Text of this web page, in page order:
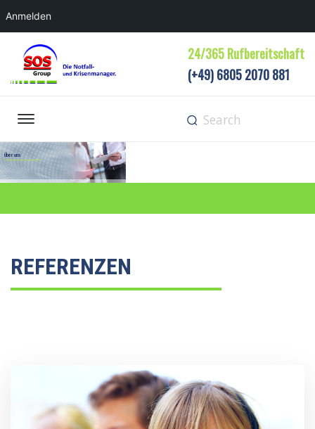
Anmelden
24/365 Rufbereitschaft
(+49) 6805 2070 881
Über uns
REFERENZEN